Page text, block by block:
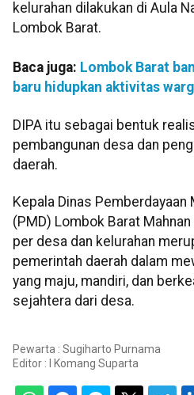
kelurahan dilakukan di Aula
Lombok Barat.
Baca juga: Lombok Barat
baru hidupkan aktivitas
DIPA itu sebagai bentuk
pembangunan desa dan
daerah.
Kepala Dinas Pemberdayaan
(PMD) Lombok Barat
per desa dan kelurahan
pemerintah daerah dalam
yang maju, mandiri, dan
sejahtera dari desa.
Pewarta : Sugiharto Purnama
Editor :
I Komang Suparta